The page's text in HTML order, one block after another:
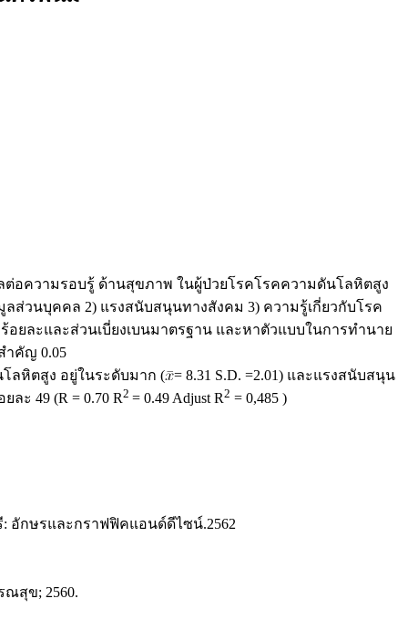
อความรอบรู้ ด้านสุขภาพ ในผู้ป่วยโรคโรคความดันโลหิตสูง
ส่วนบุคคล 2) แรงสนับสนุนทางสังคม 3) ความรู้เกี่ยวกับโรค
ยละและส่วนเบี่ยงเบนมาตรฐาน และหาตัวแบบในการทำนาย
ำคัญ 0.05
โลหิตสูง อยู่ในระดับมาก ( = 8.31 S.D. =2.01) และแรงสนับสนุน
ะ 49 (R = 0.70 R2= 0.49 Adjust R2 = 0,485 )
อักษรและกราฟฟิคแอนด์ดีไซน์.2562
สุข; 2560.